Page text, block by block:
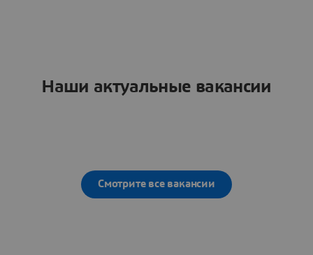
Наши актуальные вакансии
Смотрите все вакансии